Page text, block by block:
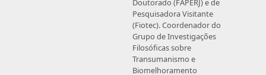
Doutorado (FAPERJ) e de
Pesquisadora Visitante
(Fiotec). Coordenador do
Grupo de Investigações
Filosóficas sobre
Transumanismo e
Biomelhoramento